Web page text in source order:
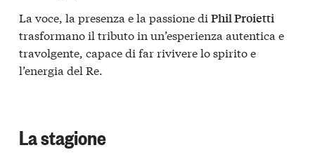
La voce, la presenza e la passione di Phil Proietti
trasformano il tributo in un’esperienza autentica e
travolgente, capace di far rivivere lo spirito e
l’energia del Re.
La stagione